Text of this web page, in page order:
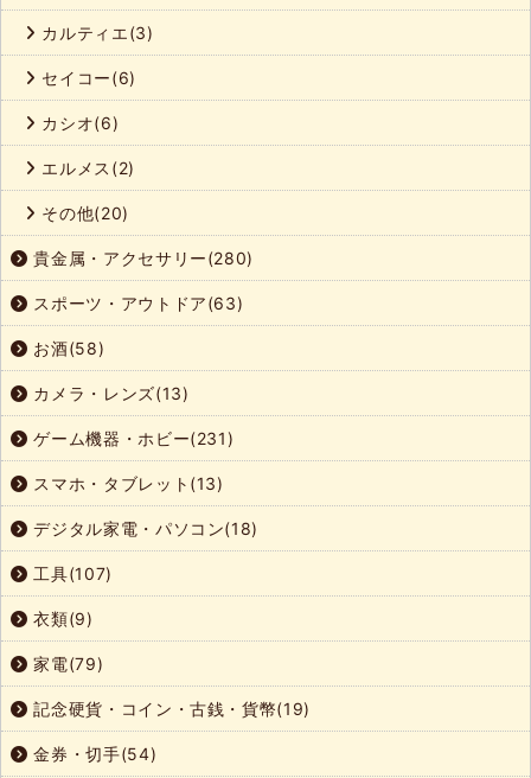
カルティエ(3)
セイコー(6)
カシオ(6)
エルメス(2)
その他(20)
貴金属・アクセサリー(280)
スポーツ・アウトドア(63)
お酒(58)
カメラ・レンズ(13)
ゲーム機器・ホビー(231)
スマホ・タブレット(13)
デジタル家電・パソコン(18)
工具(107)
衣類(9)
家電(79)
記念硬貨・コイン・古銭・貨幣(19)
金券・切手(54)